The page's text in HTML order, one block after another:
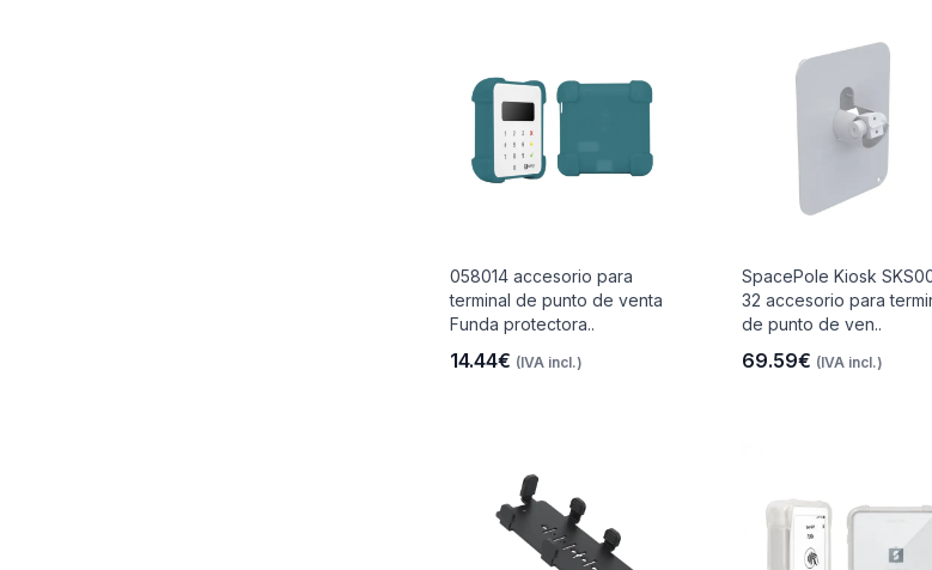
058014 accesorio para
terminal de punto de venta
Funda protectora..
14.44€ (IVA incl.)
SpacePole Kiosk
32 accesorio para
de punto de ven..
69.59€ (IVA incl.)